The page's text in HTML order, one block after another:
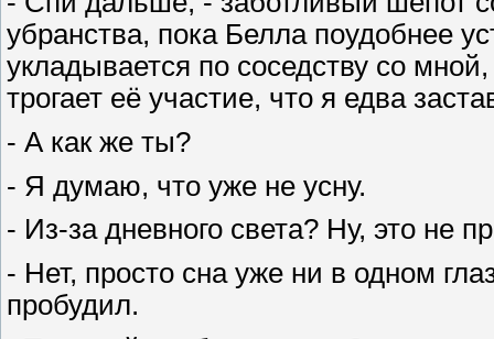
убранства, пока Белла поудобнее
укладывается по соседству со
трогает её участие, что я едва
- А как же ты?
- Я думаю, что уже не усну.
- Из-за дневного света? Ну, это не
- Нет, просто сна уже ни в одном
пробудил.